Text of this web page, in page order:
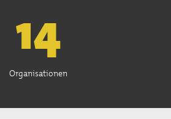
15
Organisationen